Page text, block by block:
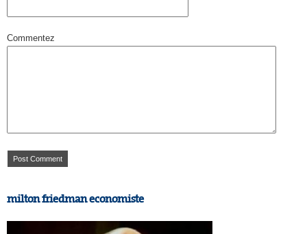
Commentez
milton friedman economiste